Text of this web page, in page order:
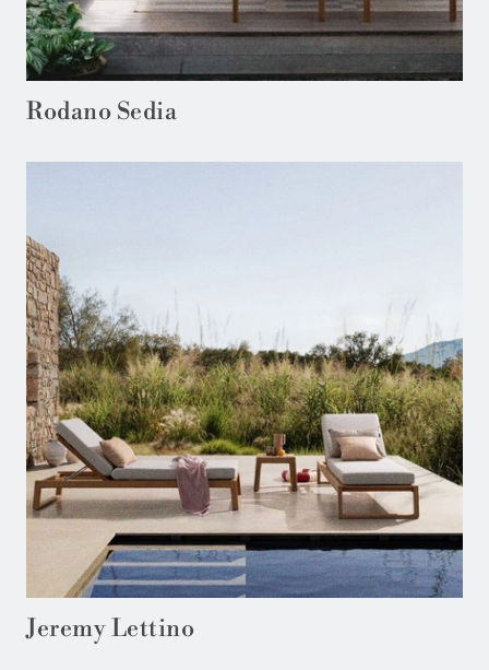
Rodano Sedia
Jeremy Lettino